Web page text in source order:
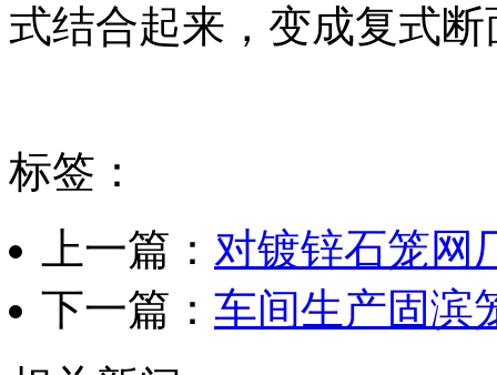
式结合起来，变成复式断
标签：
上一篇： 对镀锌石笼网
下一篇： 车间生产固滨